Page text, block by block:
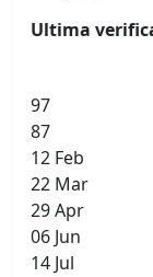
Ultima
97
87
12 Feb
22 Mar
29 Apr
06 Jun
14 Jul